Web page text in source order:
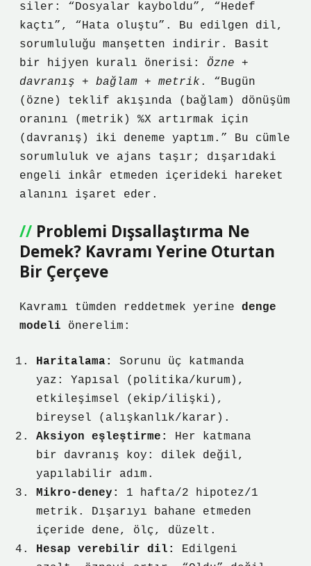
siler: “Dosyalar kayboldu”, “Hedef
kaçtı”, “Hata oluştu”. Bu edilgen dil,
sorumluluğu manşetten indirir. Basit
bir hijyen kuralı önerisi: Özne +
davranış + bağlam + metrik . “Bugün
(özne) teklif akışında (bağlam) dönüşüm
oranını (metrik) %X artırmak için
(davranış) iki deneme yaptım.” Bu cümle
sorumluluk ve ajans taşır; dışarıdaki
engeli inkâr etmeden içerideki hareket
alanını işaret eder.
Problemi Dışsallaştırma Ne
Demek? Kavramı Yerine Oturtan
Bir Çerçeve
Kavramı tümden reddetmek yerine denge
modeli önerelim:
Haritalama:
Sorunu üç katmanda
yaz: Yapısal (politika/kurum),
etkileşimsel (ekip/ilişki),
bireysel (alışkanlık/karar).
Aksiyon eşleştirme:
Her katmana
bir davranış koy: dilek değil,
yapılabilir adım.
Mikro-deney:
1 hafta/2 hipotez/1
metrik. Dışarıyı bahane etmeden
içeride dene, ölç, düzelt.
Hesap verebilir dil:
Edilgeni